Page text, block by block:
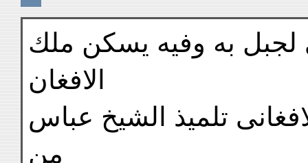
به وفيه يسكن ملك
الافغان
تلميذ الشيخ عباس
من